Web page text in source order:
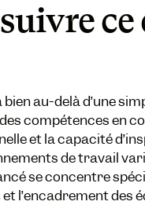
ce
au-delà d’une
compétences en
et la capacité
de travail
se concentre
l’encadrement des